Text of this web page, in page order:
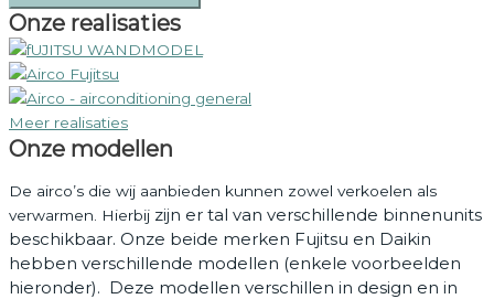
Onze realisaties
Meer realisaties
Onze modellen
De airco’s die wij aanbieden kunnen zowel verkoelen als
verwarmen. Hierbij zijn er tal van verschillende binnenunits
beschikbaar. Onze beide merken Fujitsu en Daikin
hebben verschillende modellen (enkele voorbeelden
hieronder). Deze modellen verschillen in design en in